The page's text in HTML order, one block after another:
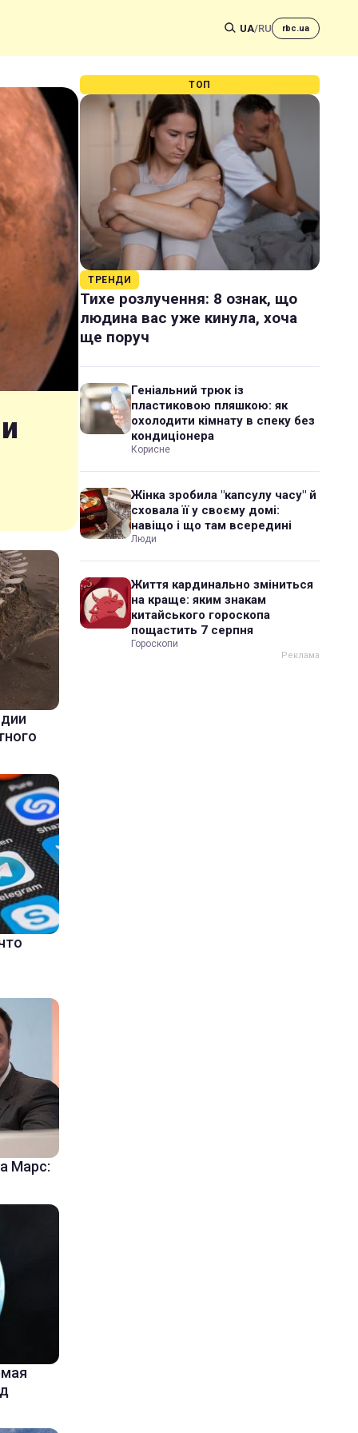
UA/RU rbc.ua
Марс:
ТОП
ТРЕНДИ
Тихе розлучення: 8 ознак, що
людина вас уже кинула, хоча
ще поруч
Геніальний трюк із
пластиковою пляшкою: як
охолодити кімнату в спеку без
кондиціонера
Корисне
Жінка зробила "капсулу часу" й
сховала її у своєму домі:
навіщо і що там всередині
Люди
Життя кардинально зміниться
на краще: яким знакам
китайського гороскопа
пощастить 7 серпня
Гороскопи